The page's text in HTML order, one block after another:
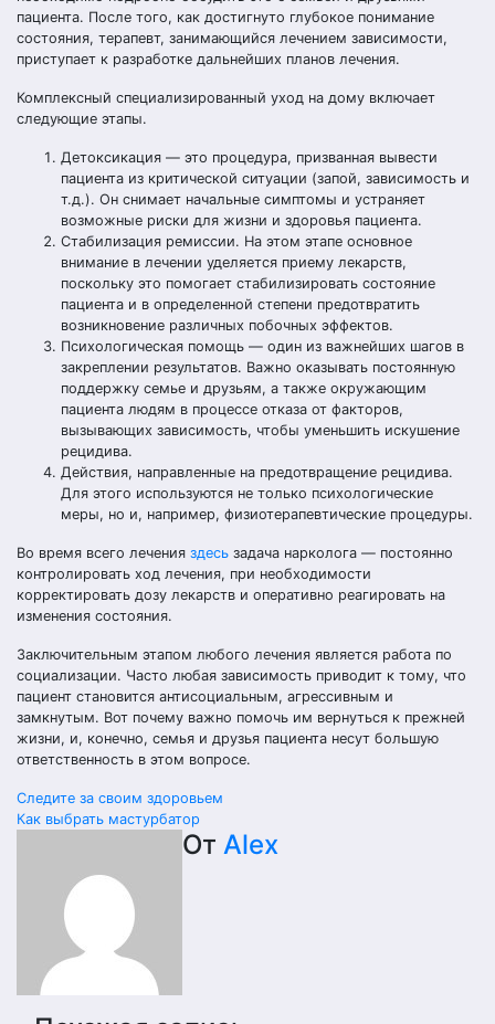
пациента. После того, как достигнуто глубокое понимание
состояния, терапевт, занимающийся лечением зависимости,
приступает к разработке дальнейших планов лечения.
Комплексный специализированный уход на дому включает
следующие этапы.
Детоксикация — это процедура, призванная вывести
пациента из критической ситуации (запой, зависимость и
т.д.). Он снимает начальные симптомы и устраняет
возможные риски для жизни и здоровья пациента.
Стабилизация ремиссии. На этом этапе основное
внимание в лечении уделяется приему лекарств,
поскольку это помогает стабилизировать состояние
пациента и в определенной степени предотвратить
возникновение различных побочных эффектов.
Психологическая помощь — один из важнейших шагов в
закреплении результатов. Важно оказывать постоянную
поддержку семье и друзьям, а также окружающим
пациента людям в процессе отказа от факторов,
вызывающих зависимость, чтобы уменьшить искушение
рецидива.
Действия, направленные на предотвращение рецидива.
Для этого используются не только психологические
меры, но и, например, физиотерапевтические процедуры.
Во время всего лечения здесь задача нарколога — постоянно
контролировать ход лечения, при необходимости
корректировать дозу лекарств и оперативно реагировать на
изменения состояния.
Заключительным этапом любого лечения является работа по
социализации. Часто любая зависимость приводит к тому, что
пациент становится антисоциальным, агрессивным и
замкнутым. Вот почему важно помочь им вернуться к прежней
жизни, и, конечно, семья и друзья пациента несут большую
ответственность в этом вопросе.
Навигация
записям
Следите за своим здоровьем
Как выбрать мастурбатор
От Alex